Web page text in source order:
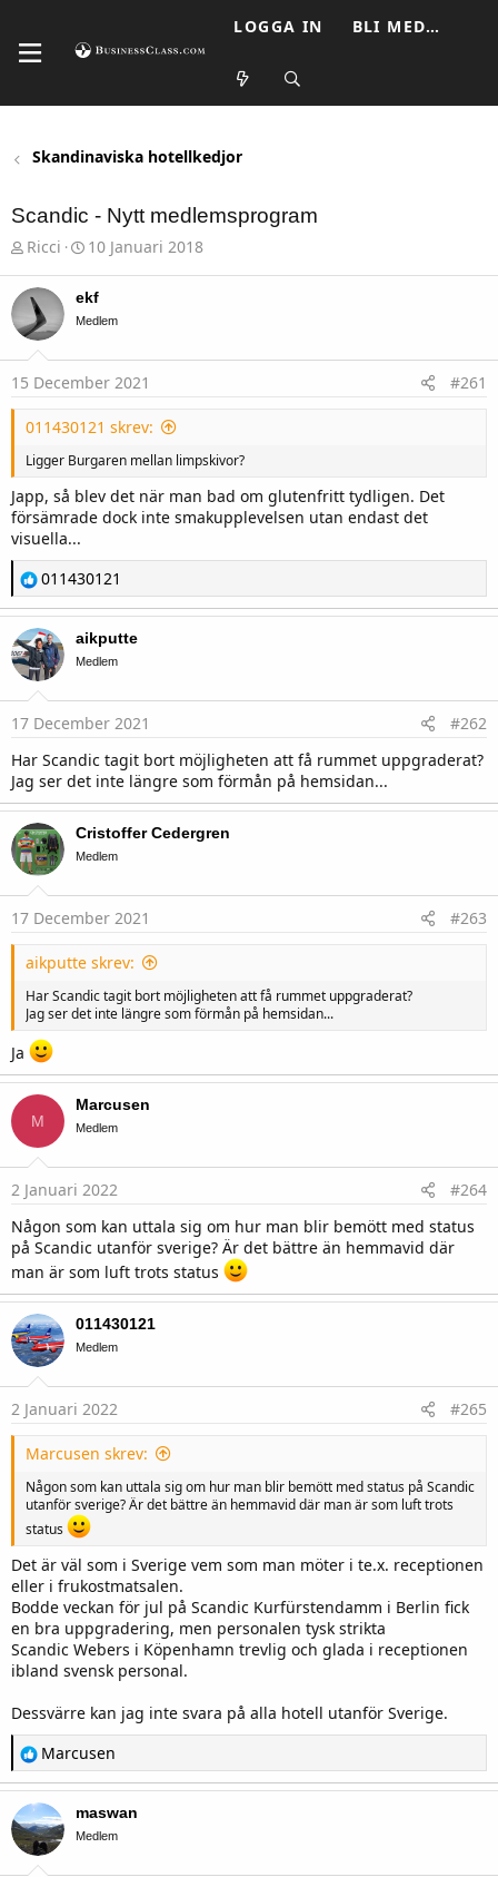
LOGGA IN BLI MEDLEM
Skandinaviska hotellkedjor
Scandic - Nytt medlemsprogram
T
r
e
d
a
t
e
r
Ricci
S
a
r
t
u
10 Januari 2018
ekf
Medlem
15 December 2021 #261
011430121 skrev:
Ligger Burgaren mellan limpskivor?
Japp, så blev det när man bad om glutenfritt tydligen. Det
försämrade dock inte smakupplevelsen utan endast det
visuella...
R
a
c
t
i
o
:
011430121
aikputte
Medlem
17 December 2021
#262
Har Scandic tagit bort möjligheten att få rummet uppgraderat?
Jag ser det inte längre som förmån på hemsidan...
Cristoffer Cedergren
Medlem
17 December 2021 #263
aikputte skrev:
Har Scandic tagit bort möjligheten att få rummet uppgraderat?
Jag ser det inte längre som förmån på hemsidan...
Ja
M
Marcusen
Medlem
2 Januari 2022
#264
Någon som kan uttala sig om hur man blir bemött med status
på Scandic utanför sverige? Är det bättre än hemmavid där
man är som luft trots status
011430121
Medlem
2 Januari 2022 #265
Marcusen skrev:
Någon som kan uttala sig om hur man blir bemött med status på Scandic
utanför sverige? Är det bättre än hemmavid där man är som luft trots
status
Det är väl som i Sverige vem som man möter i te.x. receptionen
eller i frukostmatsalen.
Bodde veckan för jul på Scandic Kurfürstendamm i Berlin fick
en bra uppgradering, men personalen tysk strikta
Scandic Webers i Köpenhamn trevlig och glada i receptionen
ibland svensk personal.
Dessvärre kan jag inte svara på alla hotell utanför Sverige.
R
a
c
t
i
o
Marcusen
maswan
Medlem